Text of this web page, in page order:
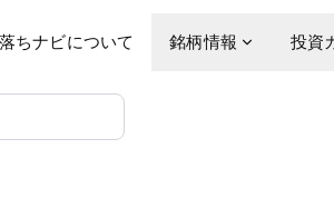
ちナビについて 銘柄情報 投資